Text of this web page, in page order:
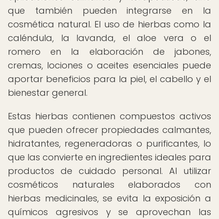
que también pueden integrarse en la
cosmética natural. El uso de hierbas como la
caléndula, la lavanda, el aloe vera o el
romero en la elaboración de jabones,
cremas, lociones o aceites esenciales puede
aportar beneficios para la piel, el cabello y el
bienestar general.
Estas hierbas contienen compuestos activos
que pueden ofrecer propiedades calmantes,
hidratantes, regeneradoras o purificantes, lo
que las convierte en ingredientes ideales para
productos de cuidado personal. Al utilizar
cosméticos naturales elaborados con
hierbas medicinales, se evita la exposición a
químicos agresivos y se aprovechan las